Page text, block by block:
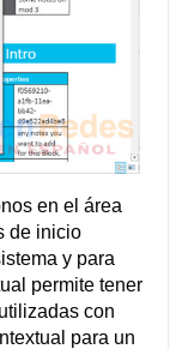
en el área
de inicio
y para
permite tener
con
para un